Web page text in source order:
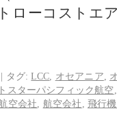
ローコストエ
| タグ: LCC オセアニア
スターパシフィック航空
空会社 航空会社
飛行